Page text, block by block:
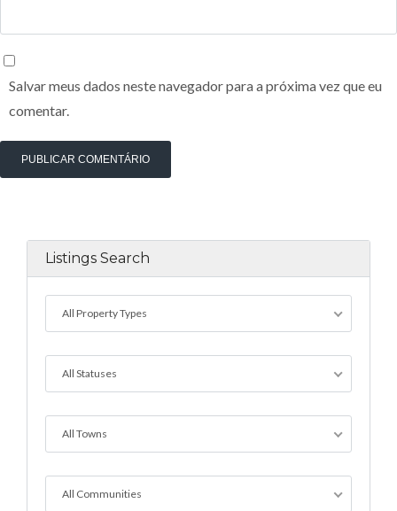
Salvar meus dados neste navegador para a próxima vez que eu
comentar.
Listings Search
All Property Types
All Statuses
All Towns
All Communities